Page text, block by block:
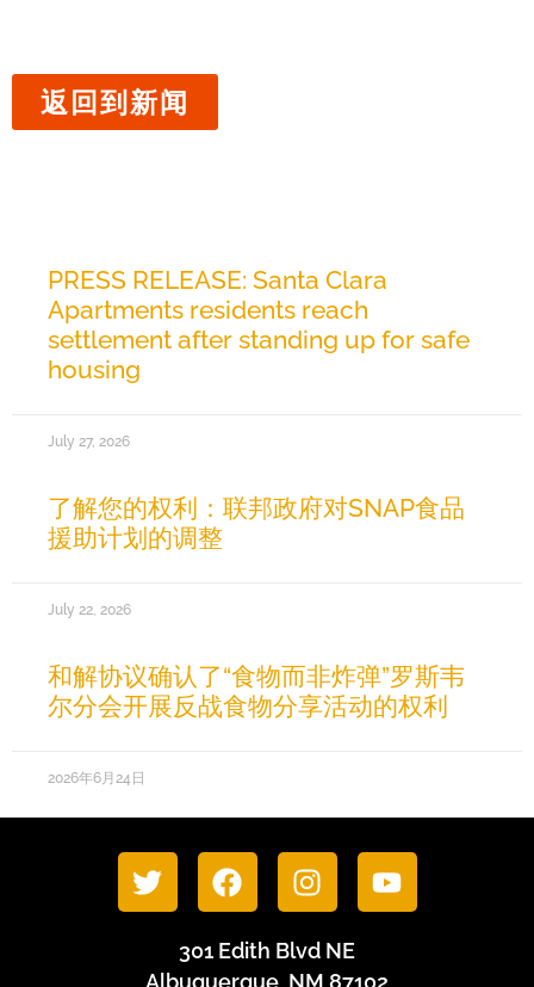
返回到新闻
PRESS RELEASE: Santa Clara
Apartments residents reach
settlement after standing up for safe
housing
July 27, 2026
了解您的权利：联邦政府对SNAP食品
援助计划的调整
July 22, 2026
和解协议确认了“食物而非炸弹”罗斯韦
尔分会开展反战食物分享活动的权利
2026年6月24日
301 Edith Blvd NE
Albuquerque, NM 87102